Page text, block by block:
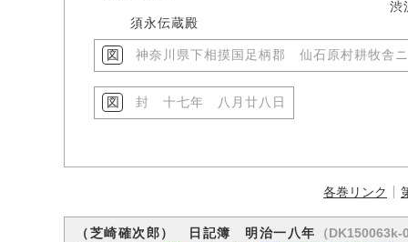
渋沢栄
須永伝蔵殿
神奈川県下相摸国足柄郡 仙石原村耕牧
封 十七年 八月廿八日
各巻リンク
（芝崎確次郎） 日記簿 明治一八年
（DK150063k-